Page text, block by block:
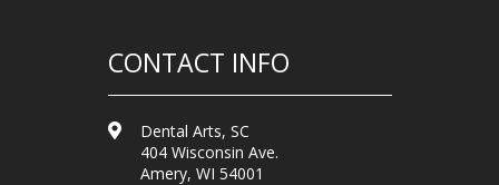
CONTACT INFO
Dental Arts, SC
404 Wisconsin Ave.
Amery, WI 54001